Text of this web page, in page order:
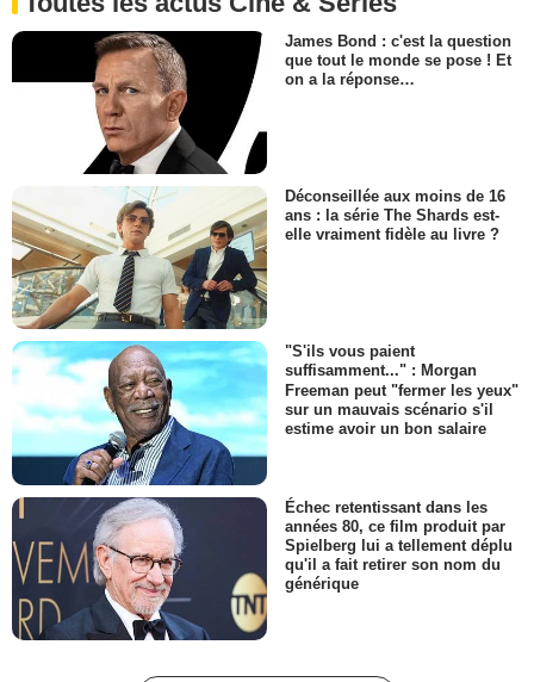
James Bond : c'est la question
que tout le monde se pose ! Et
on a la réponse…
Déconseillée aux moins de 16
ans : la série The Shards est-
elle vraiment fidèle au livre ?
"S'ils vous paient
suffisamment..." : Morgan
Freeman peut "fermer les yeux"
sur un mauvais scénario s'il
estime avoir un bon salaire
Échec retentissant dans les
années 80, ce film produit par
Spielberg lui a tellement déplu
qu'il a fait retirer son nom du
générique